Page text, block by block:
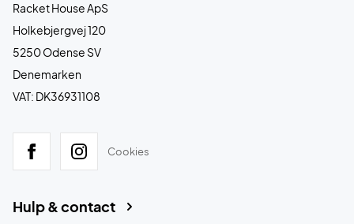
Racket House ApS
Holkebjergvej 120
5250 Odense SV
Denemarken
VAT: DK36931108
Cookies
Hulp & contact